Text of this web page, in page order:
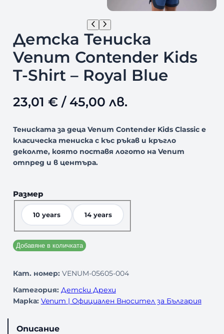
Детска Тениска
Venum Contender Kids
T-Shirt – Royal Blue
23,01 €/ 45,00 лв.
Тениската за деца Venum Contender Kids Classic е
класическа тениска с къс ръкав и кръгло
деколте, която поставя логото на Venum
отпред и в центъра.
Размер
10 years 14 years
Добавяне в количката
Кат. номер: VENUM-05605-004
Категория: Детски Дрехи
Марка: Venum | Официален Вносител за България
Описание